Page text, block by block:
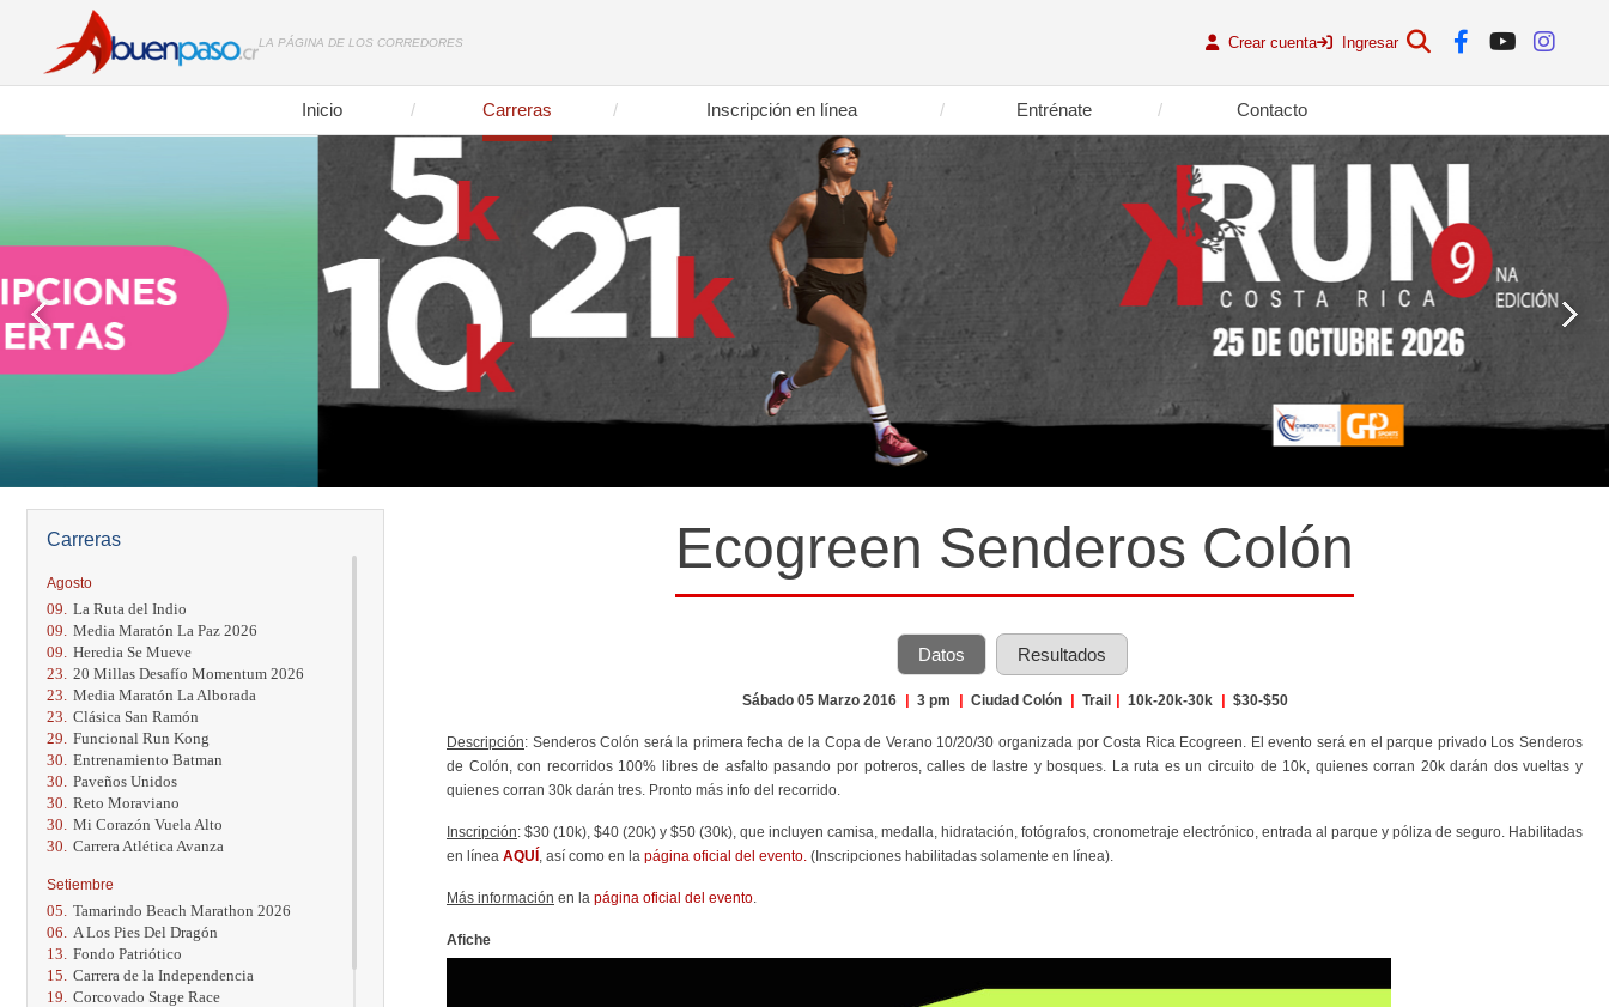
LA PÁGINA DE LOS CORREDORES Crear cuenta Ingresar
Inicio Carreras Inscripción en línea Entrénate Contacto
Carreras
Agosto
09. La Ruta del Indio
09. Media Maratón La Paz 2026
09. Heredia Se Mueve
23. 20 Millas Desafío Momentum 2026
23. Media Maratón La Alborada
23. Clásica San Ramón
29. Funcional Run Kong
30. Entrenamiento Batman
30. Paveños Unidos
30. Reto Moraviano
30. Mi Corazón Vuela Alto
30. Carrera Atlética Avanza
Setiembre
05. Tamarindo Beach Marathon 2026
06.
A Los Pies Del Dragón
13. Fondo Patriótico
15. Carrera de la Independencia
19. Corcovado Stage Race
Ecogreen Senderos Colón
Datos Resultados
Sábado 05 Marzo 2016 | 3 pm | Ciudad Colón | Trail | 10k-20k-30k | $30-$50
Descripción: Senderos Colón será la primera fecha de la Copa de Verano 10/20/30 organizada por Costa Rica Ecogreen. El evento será en el parque privado Los Senderos
de Colón, con recorridos 100% libres de asfalto pasando por potreros, calles de lastre y bosques. La ruta es un circuito de 10k, quienes corran 20k darán dos vueltas y
quienes corran 30k darán tres. Pronto más info del recorrido.
Inscripción: $30 (10k), $40 (20k) y $50 (30k), que incluyen camisa, medalla, hidratación, fotógrafos, cronometraje electrónico, entrada al parque y póliza de seguro. Habilitadas
en línea AQUÍ , así como en la página oficial del evento. (Inscripciones habilitadas solamente en línea).
Más información en la página oficial del evento
Afiche